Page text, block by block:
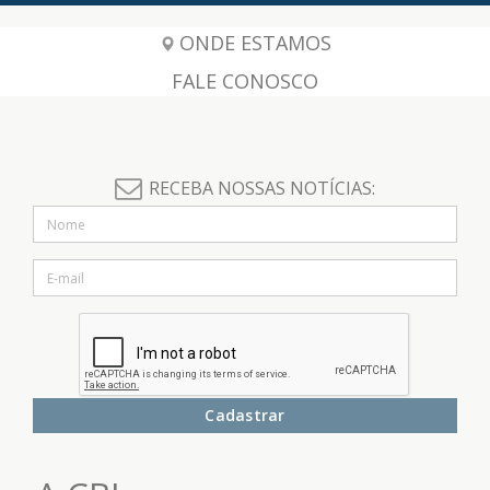
ONDE ESTAMOS
FALE CONOSCO
RECEBA NOSSAS NOTÍCIAS:
Cadastrar